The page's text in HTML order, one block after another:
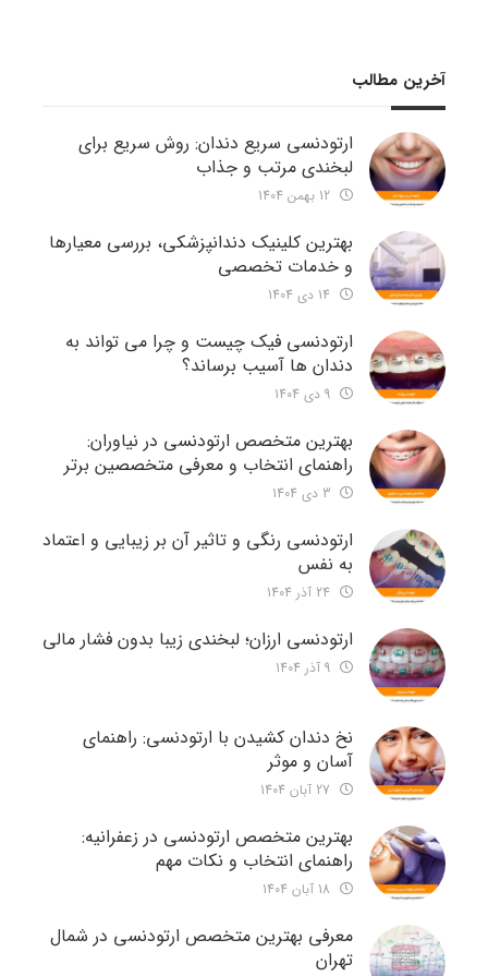
آخرین مطالب
ارتودنسی سریع دندان: روش سریع برای
لبخندی مرتب و جذاب
بهترین کلینیک دندانپزشکی، بررسی معیارها
و خدمات تخصصی
ارتودنسی فیک چیست و چرا می تواند به
دندان ها آسیب برساند؟
بهترین متخصص ارتودنسی در نیاوران:
راهنمای انتخاب و معرفی متخصصین برتر
ارتودنسی رنگی و تاثیر آن بر زیبایی و اعتماد
به نفس
ارتودنسی ارزان؛ لبخندی زیبا بدون فشار مالی
نخ دندان کشیدن با ارتودنسی: راهنمای
آسان و موثر
بهترین متخصص ارتودنسی در زعفرانیه:
راهنمای انتخاب و نکات مهم
معرفی بهترین متخصص ارتودنسی در شمال
تهران